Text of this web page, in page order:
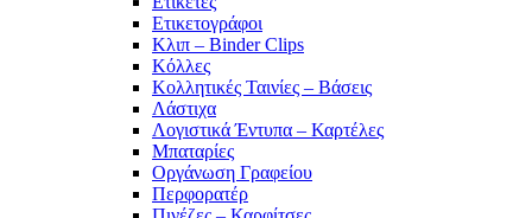
Ετικετογράφοι
Κλιπ – Binder Clips
Κόλλες
Κολλητικές Ταινίες – Βάσεις
Λάστιχα
Λογιστικά Έντυπα – Καρτέλες
Μπαταρίες
Οργάνωση Γραφείου
Περφορατέρ